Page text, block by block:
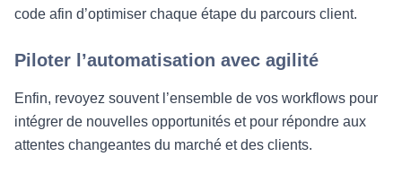
code afin d’optimiser chaque étape du parcours client.
Piloter l’automatisation avec agilité
Enfin, revoyez souvent l’ensemble de vos workflows pour
intégrer de nouvelles opportunités et pour répondre aux
attentes changeantes du marché et des clients.